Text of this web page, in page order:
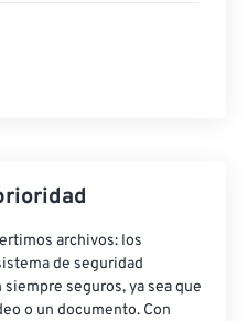
archivos: los
de seguridad
seguros, ya sea que
o un documento. Con